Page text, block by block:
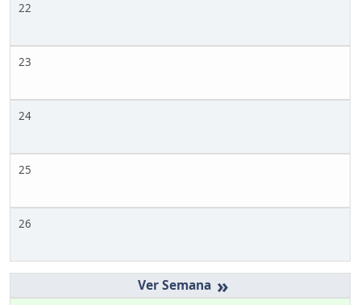
22
23
24
25
26
»